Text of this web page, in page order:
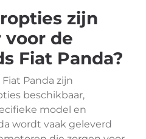
zijn
voor de
Fiat Panda?
Panda zijn
beschikbaar,
model en
wordt vaak geleverd